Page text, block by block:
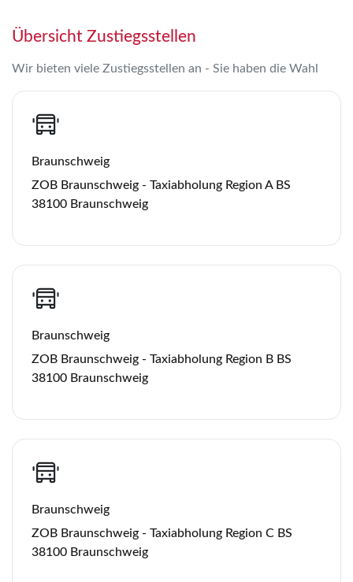
Übersicht Zustiegsstellen
Wir bieten viele Zustiegsstellen an - Sie haben die Wahl
Braunschweig
ZOB Braunschweig - Taxiabholung Region A BS
38100 Braunschweig
Braunschweig
ZOB Braunschweig - Taxiabholung Region B BS
38100 Braunschweig
Braunschweig
ZOB Braunschweig - Taxiabholung Region C BS
38100 Braunschweig